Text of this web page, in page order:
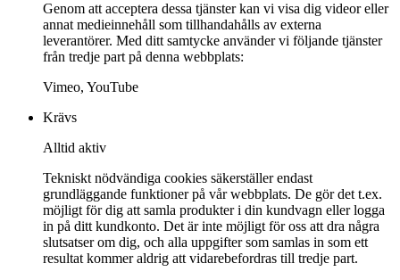
Genom att acceptera dessa tjänster kan vi visa dig videor eller
annat medieinnehåll som tillhandahålls av externa
leverantörer. Med ditt samtycke använder vi följande tjänster
från tredje part på denna webbplats:
Vimeo, YouTube
Krävs
Alltid aktiv
Tekniskt nödvändiga cookies säkerställer endast
grundläggande funktioner på vår webbplats. De gör det t.ex.
möjligt för dig att samla produkter i din kundvagn eller logga
in på ditt kundkonto. Det är inte möjligt för oss att dra några
slutsatser om dig, och alla uppgifter som samlas in som ett
resultat kommer aldrig att vidarebefordras till tredje part.